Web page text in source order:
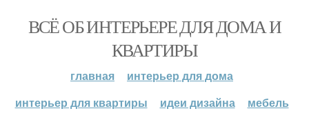
ВСЁ ОБ ИНТЕРЬЕРЕ ДЛЯ ДОМА И
КВАРТИРЫ
главная
интерьер для дома
интерьер для квартиры
идеи дизайна мебель